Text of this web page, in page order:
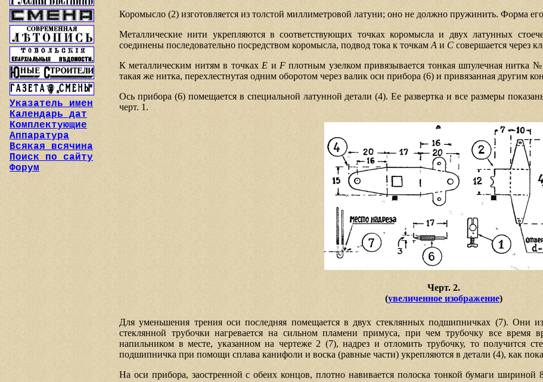
Указатель имен
Календарь дат
Комплектующие
Аппаратура
Всякая всячина
Поиск по сайту
Форум
Коромысло (2) изготовляется из толстой миллиметровой латуни; оно не должно пружинить. Форма его
Металлические нити укрепляются в соответствующих точках коромысла и двух латунных
соединены последовательно посредством коромысла, подвод тока к точкам A и C совершается через
К металлическим нитям в точках E и Fплотным узелком привязывается тонкая шпулечная нитка
такая же нитка, перехлестнутая одним оборотом через валик оси прибора (6) и привязанная другим
Ось прибора (6) помещается в специальной латунной детали (4). Ее развертка и все размеры
черт. 1.
Черт. 2.
(увеличенное изображение)
Для уменьшения трения оси последняя помещается в двух стеклянных подшипничках (7). Они
стеклянной трубочки нагревается на сильном пламени примуса, при чем трубочку все время
напильником в месте, указанном на чертеже 2 (7), надрез и отломить трубочку, то получится
подшипничка при помощи сплава канифоли и воска (равные части) укрепляются в детали (4), как
На оси прибора, заостренной с обеих концов, плотно навивается полоска тонкой бумаги шириной